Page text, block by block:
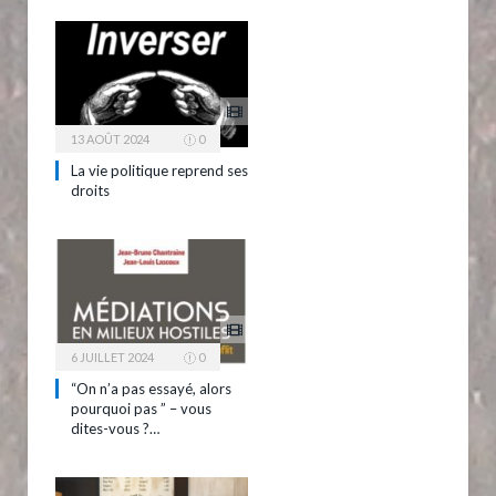
13 AOÛT 2024 0
La vie politique reprend ses
droits
6 JUILLET 2024 0
“On n’a pas essayé, alors
pourquoi pas ” – vous
dites-vous ?…